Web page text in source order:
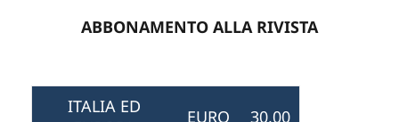
ABBONAMENTO ALLA RIVISTA
ITALIA ED
EURO 30,00